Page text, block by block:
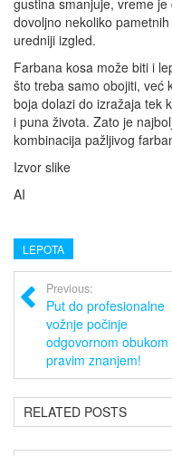
dovoljno nekoliko
uredniji izgled.
Farbana kosa može biti i
što treba samo obojiti, već
boja dolazi do izražaja tek
i puna života. Zato je
kombinacija pažljivog
Izvor slike
AI
LEPOTA
Previous:
Put do profesionalne
vožnje počinje
odgovornom obukom
pravim znanjem!
RELATED POSTS